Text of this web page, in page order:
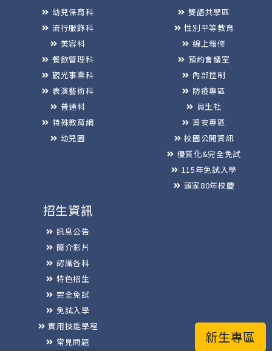
新生專區
幼兒保育科
流行服飾科
美容科
餐飲管理科
觀光事業科
表演藝術科
普通科
特殊教育網
幼兒園
雙語共學區
性別平等教育
線上報修
預約會議室
內部控制
防疫專區
員生社
資安專區
校園公開資訊
優質化&完全免試
115年免試入學
頭家80年校慶
招生資訊
訊息公告
簡介影片
認識各科
特色招生
完全免試
免試入學
實用技能學程
常見問題